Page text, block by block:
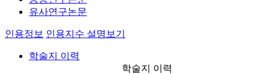
유사연구논문
인용정보 인용지수 설명보기
학술지 이력
학술지 이력